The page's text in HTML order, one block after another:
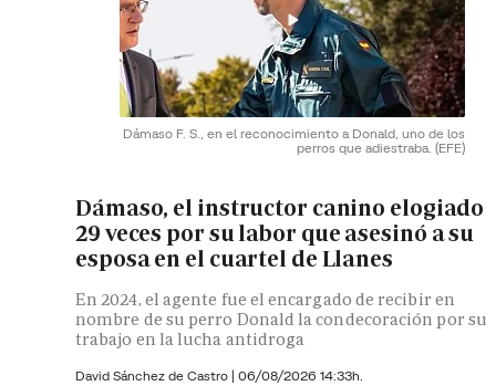
Dámaso F. S., en el reconocimiento a Donald, uno de los
perros que adiestraba. (EFE)
Dámaso, el instructor canino elogiado
29 veces por su labor que asesinó a su
esposa en el cuartel de Llanes
En 2024, el agente fue el encargado de recibir en
nombre de su perro Donald la condecoración por su
trabajo en la lucha antidroga
David Sánchez de Castro | 06/08/2026 14:33h.